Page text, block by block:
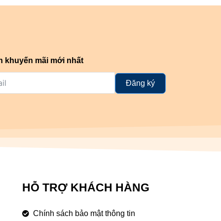
khuyến mãi mới nhất
Đăng ký
HỖ TRỢ KHÁCH HÀNG
Chính sách bảo mật thông tin